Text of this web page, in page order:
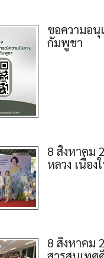
ขอความอ
กัมพูชา
8 สิงหาคม
หลวง เนื่อ
8 สิงหาคม